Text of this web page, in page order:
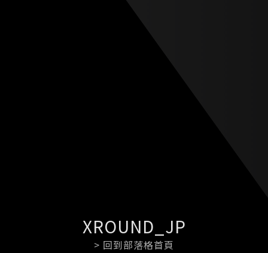
XROUND_JP
> 回到部落格首頁